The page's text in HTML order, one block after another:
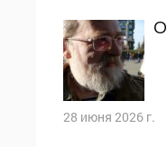
28 июня 2026 г.